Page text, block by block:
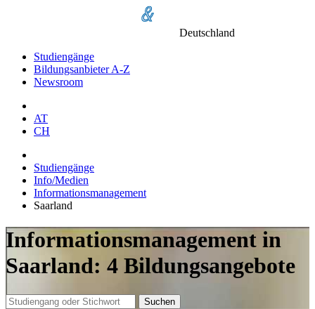
Deutschland
Studiengänge
Bildungsanbieter A-Z
Newsroom
AT
CH
Studiengänge
Info/Medien
Informationsmanagement
Saarland
Informationsmanagement in
Saarland: 4 Bildungsangebote
Suchen